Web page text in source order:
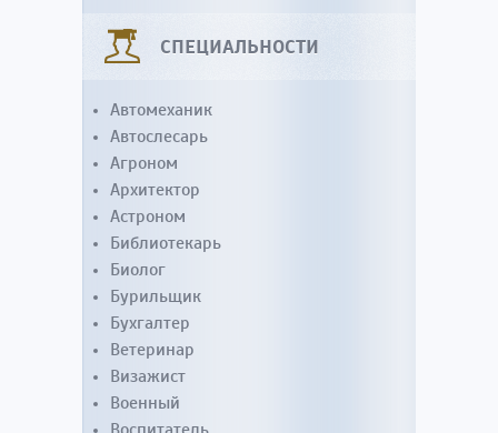
СПЕЦИАЛЬНОСТИ
Автомеханик
Автослесарь
Агроном
Архитектор
Астроном
Библиотекарь
Биолог
Бурильщик
Бухгалтер
Ветеринар
Визажист
Военный